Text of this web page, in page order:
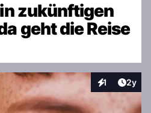
zukünftigen
geht die Reise
1
Interaktionen
2y